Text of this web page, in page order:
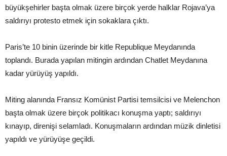
büyükşehirler başta olmak üzere birçok yerde halklar Rojava’ya
saldırıyı protesto etmek için sokaklara çıktı.
Paris’te 10 binin üzerinde bir kitle Republique Meydanında
toplandı. Burada yapılan mitingin ardından Chatlet Meydanına
kadar yürüyüş yapıldı.
Miting alanında Fransız Komünist Partisi temsilcisi ve Melenchon
başta olmak üzere birçok politikacı konuşma yaptı; saldırıyı
kınayıp, direnişi selamladı. Konuşmaların ardından müzik dinletisi
yapıldı ve yürüyüşe geçildi.